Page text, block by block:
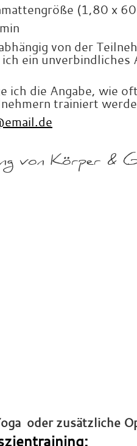
(1,80 x
von der
ein unverbindliches
ich die Angabe, wie
trainiert
von Körper &
oder zusätzliche